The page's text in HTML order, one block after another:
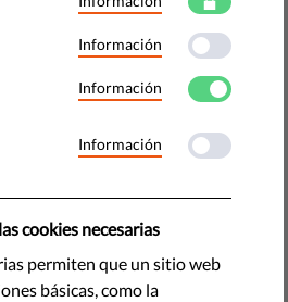
la
datos? ¿Qué dice
compartimos nuestros datos
de Datos, la legislación
Información
Información
Información
cookies necesarias
permiten que un sitio web
básicas, como la